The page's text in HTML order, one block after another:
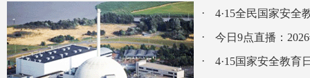
·
4·15全民国家安全
·
今日9点直播：
·
4·15国家安全教育